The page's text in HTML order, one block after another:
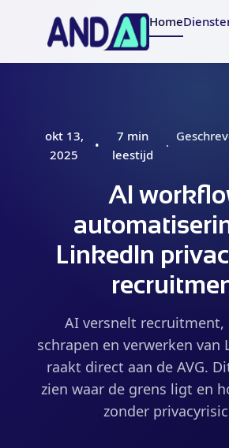
Home
okt 13,
2025
•
7 min
leestijd
·
AI
LinkedIn
AI versnelt recruitment,
schrapen en verwerken van
raakt direct aan de AVG.
zien waar de grens ligt en
zonder